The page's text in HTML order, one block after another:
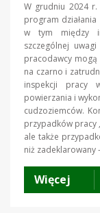
W grudniu 2024 r.
program
w tym między
szczególnej
pracodawcy mogą
na czarno i
inspekcji pracy
powierzania i
cudzoziemców.
przypadków pracy
ale także
niż zadeklarowany
Więcej